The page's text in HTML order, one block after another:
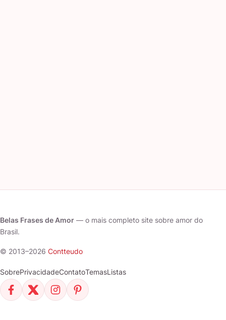
Belas Frases de Amor — o mais completo site sobre amor do
Brasil.
© 2013–2026 Contteudo
SobrePrivacidadeContatoTemasListas